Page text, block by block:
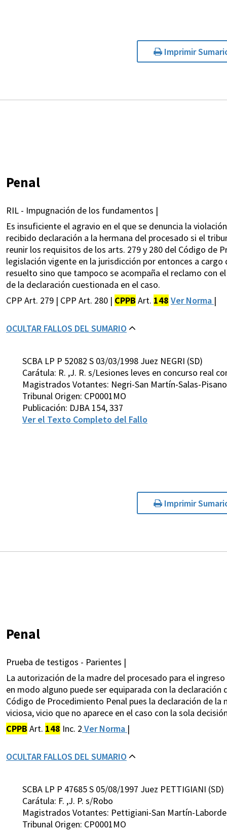
Imprimir
Penal
RIL - Impugnación de los fundamentos |
Es insuficiente el agravio en el que se denuncia la
recibido declaración a la hermana del procesado si el
reunir los requisitos de los arts. 279 y 280 del Código de
legislación vigente en la jurisdicción por entonces a
resuelto sino que tampoco se acompaña el reclamo con
de la declaración cuestionada en el caso.
CPP Art. 279 | CPP Art. 280 | CPPB Art. 148 Ver Norma |
OCULTAR FALLOS DEL SUMARIO
SCBA LP P 52082 S 03/03/1998 Juez NEGRI (SD)
Carátula: R. ,J. R. s/Lesiones leves en concurso real
Magistrados Votantes: Negri-San Martín-Salas-
Tribunal Origen: CP0001MO
Publicación: DJBA 154, 337
Ver el Texto Completo del Fallo
Imprimir
Penal
Prueba de testigos - Parientes |
La autorización de la madre del procesado para el
en modo alguno puede ser equiparada con la
Código de Procedimiento Penal pues la declaración de
viciosa, vicio que no aparece en el caso con la sola
CPPB Art. 148 Inc. 2 Ver Norma |
OCULTAR FALLOS DEL SUMARIO
SCBA LP P 47685 S 05/08/1997 Juez PETTIGIANI (SD)
Carátula: F. ,J. P. s/Robo
Magistrados Votantes: Pettigiani-San Martín-
Tribunal Origen: CP0001MO